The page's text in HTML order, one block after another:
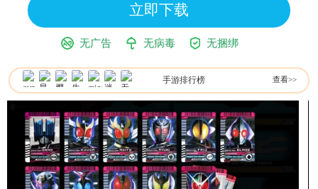
立即下载
无广告 无病毒 无捆绑
手游排行榜 查看>>